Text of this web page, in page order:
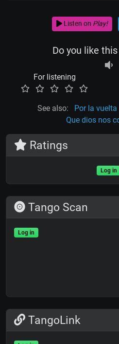
Listen on Play!
Do you like
For listening
See also: Por la vuelta
Que dios nos
Ratings
Log in
Tango Scan
Log in
TangoLink